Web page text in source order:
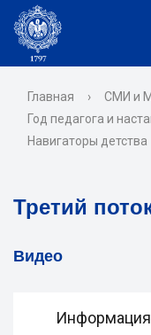
Главная › СМИ и
Год педагога и
Навигаторы детства
Третий
Видео